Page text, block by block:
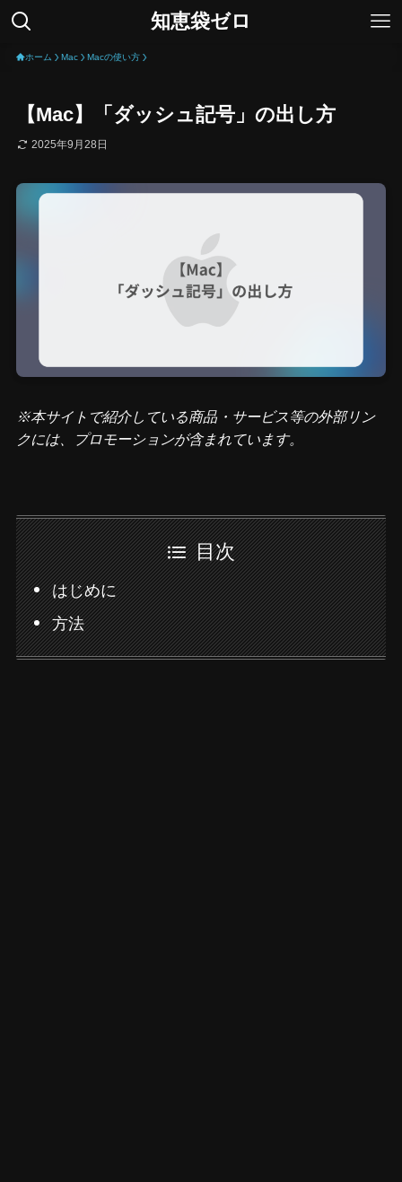
知恵袋ゼロ
ホーム Mac Macの使い方
【Mac】「ダッシュ記号」の出し方
2025年9月28日
※本サイトで紹介している商品・サービス等の外部リン
クには、プロモーションが含まれています。
目次
はじめに
方法